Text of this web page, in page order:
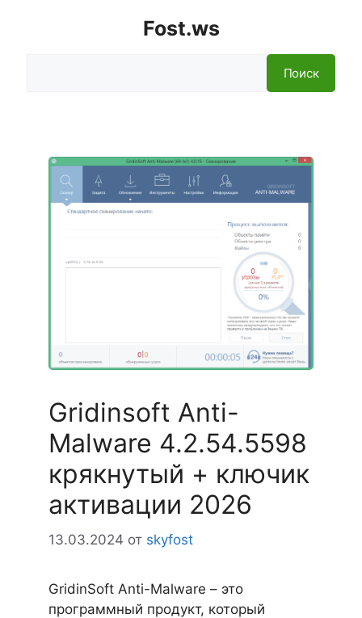
Fost.ws
Поиск
Gridinsoft Anti-
Malware 4.2.54.5598
крякнутый + ключик
активации 2026
13.03.2024 от skyfost
GridinSoft Anti-Malware – это
программный продукт, который